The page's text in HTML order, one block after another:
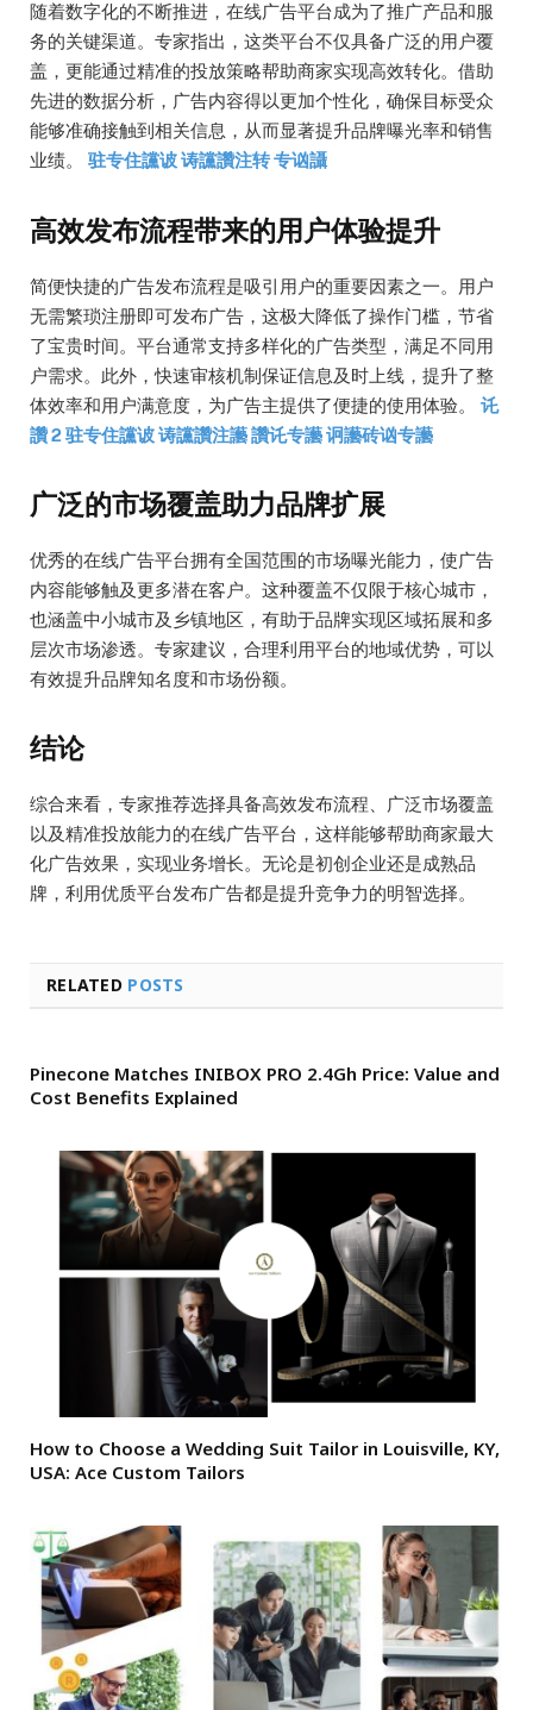
随着数字化的不断推进，在线广告平台成为了推广产品和服
务的关键渠道。专家指出，这类平台不仅具备广泛的用户覆
盖，更能通过精准的投放策略帮助商家实现高效转化。借助
先进的数据分析，广告内容得以更加个性化，确保目标受众
能够准确接触到相关信息，从而显著提升品牌曝光率和销售
业绩。 驻专住讜诐 诪讜讚注转 专讻讘
高效发布流程带来的用户体验提升
简便快捷的广告发布流程是吸引用户的重要因素之一。用户
无需繁琐注册即可发布广告，这极大降低了操作门槛，节省
了宝贵时间。平台通常支持多样化的广告类型，满足不同用
户需求。此外，快速审核机制保证信息及时上线，提升了整
体效率和用户满意度，为广告主提供了便捷的使用体验。 讬
讚 2 驻专住讜诐 诪讜讚注讛 讚讬专讛 诇讛砖讻专讛
广泛的市场覆盖助力品牌扩展
优秀的在线广告平台拥有全国范围的市场曝光能力，使广告
内容能够触及更多潜在客户。这种覆盖不仅限于核心城市，
也涵盖中小城市及乡镇地区，有助于品牌实现区域拓展和多
层次市场渗透。专家建议，合理利用平台的地域优势，可以
有效提升品牌知名度和市场份额。
结论
综合来看，专家推荐选择具备高效发布流程、广泛市场覆盖
以及精准投放能力的在线广告平台，这样能够帮助商家最大
化广告效果，实现业务增长。无论是初创企业还是成熟品
牌，利用优质平台发布广告都是提升竞争力的明智选择。
RELATED POSTS
Pinecone Matches INIBOX PRO 2.4Gh Price: Value and
Cost Benefits Explained
How to Choose a Wedding Suit Tailor in Louisville, KY,
USA: Ace Custom Tailors